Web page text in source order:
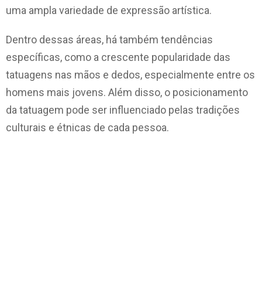
uma ampla variedade de expressão artística.
Dentro dessas áreas, há também tendências
específicas, como a crescente popularidade das
tatuagens nas mãos e dedos, especialmente entre os
homens mais jovens. Além disso, o posicionamento
da tatuagem pode ser influenciado pelas tradições
culturais e étnicas de cada pessoa.